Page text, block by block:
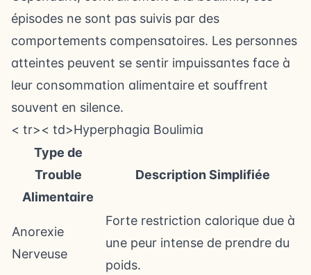
épisodes ne sont pas suivis par des
comportements compensatoires. Les personnes
atteintes peuvent se sentir impuissantes face à
leur consommation alimentaire et souffrent
souvent en silence.
< tr>< td>Hyperphagia Boulimia
Type de
Trouble
Alimentaire
Description Simplifiée
Anorexie
Nerveuse
Forte restriction calorique due à
une peur intense de prendre du
poids.